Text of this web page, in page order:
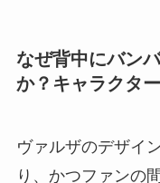
なぜ背中にバン
か？キャラクタ
ヴァルザのデザイ
り、かつファンの